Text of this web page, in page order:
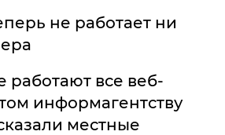
не работает ни
работают все веб-
информагентству
местные